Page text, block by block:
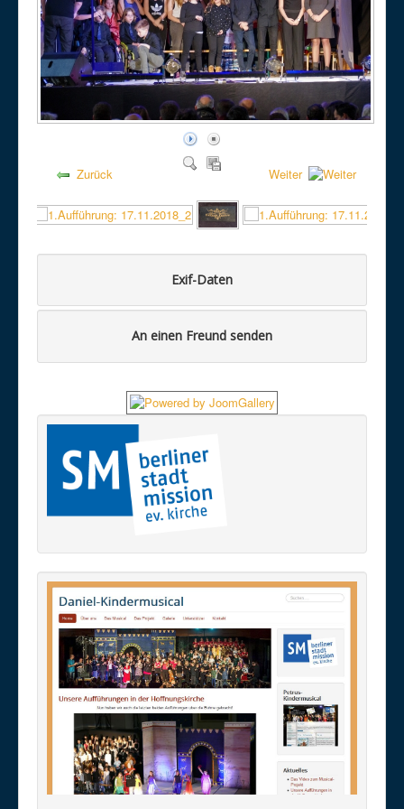
Zurück Weiter
Exif-Daten
An einen Freund senden